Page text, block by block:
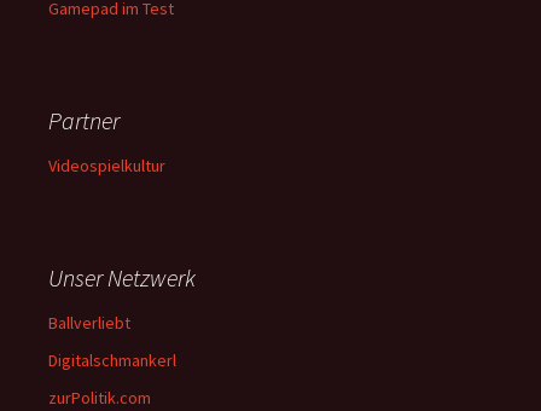
Gamepad im Test
Partner
Videospielkultur
Unser Netzwerk
Ballverliebt
Digitalschmankerl
zurPolitik.com